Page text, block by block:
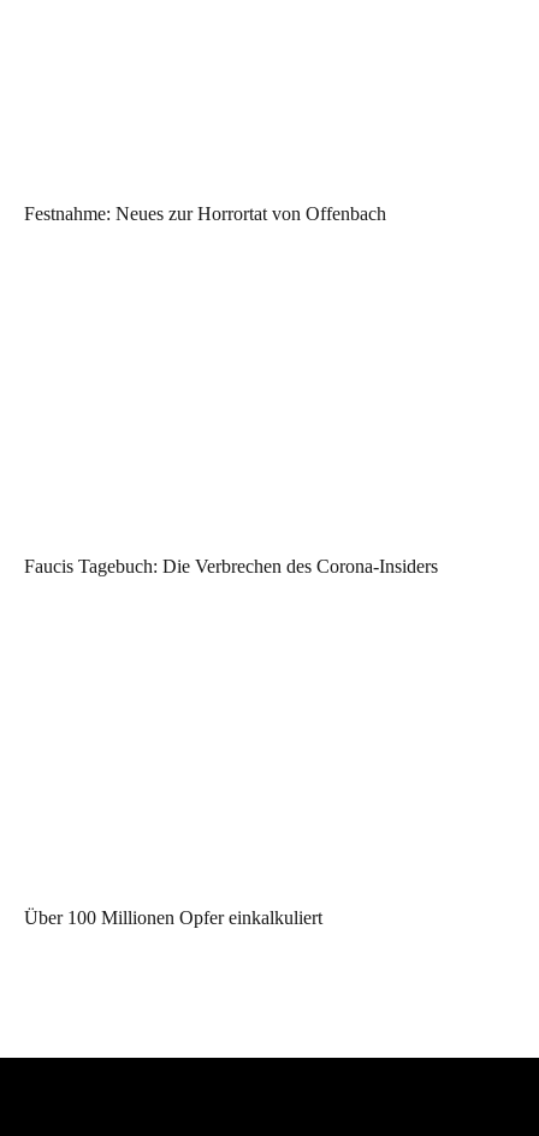
Festnahme: Neues zur Horrortat von Offenbach
Faucis Tagebuch: Die Verbrechen des Corona-Insiders
Über 100 Millionen Opfer einkalkuliert